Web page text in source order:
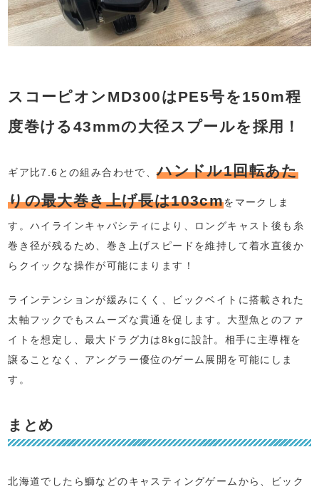
スコーピオンMD300はPE5号を150m程
度巻ける43mmの大径スプールを採用！
ギア比7.6との組み合わせで、ハンドル1回転あた
りの最大巻き上げ長は103cmをマークしま
す。ハイラインキャパシティにより、ロングキャスト後も糸
巻き径が残るため、巻き上げスピードを維持して着水直後か
らクイックな操作が可能にまります！
ラインテンションが緩みにくく、ビックベイトに搭載された
太軸フックでもスムーズな貫通を促します。大型魚とのファ
イトを想定し、最大ドラグ力は8kgに設計。相手に主導権を
譲ることなく、アングラー優位のゲーム展開を可能にしま
す。
まとめ
北海道でしたら鰤などのキャスティングゲームから、ビック